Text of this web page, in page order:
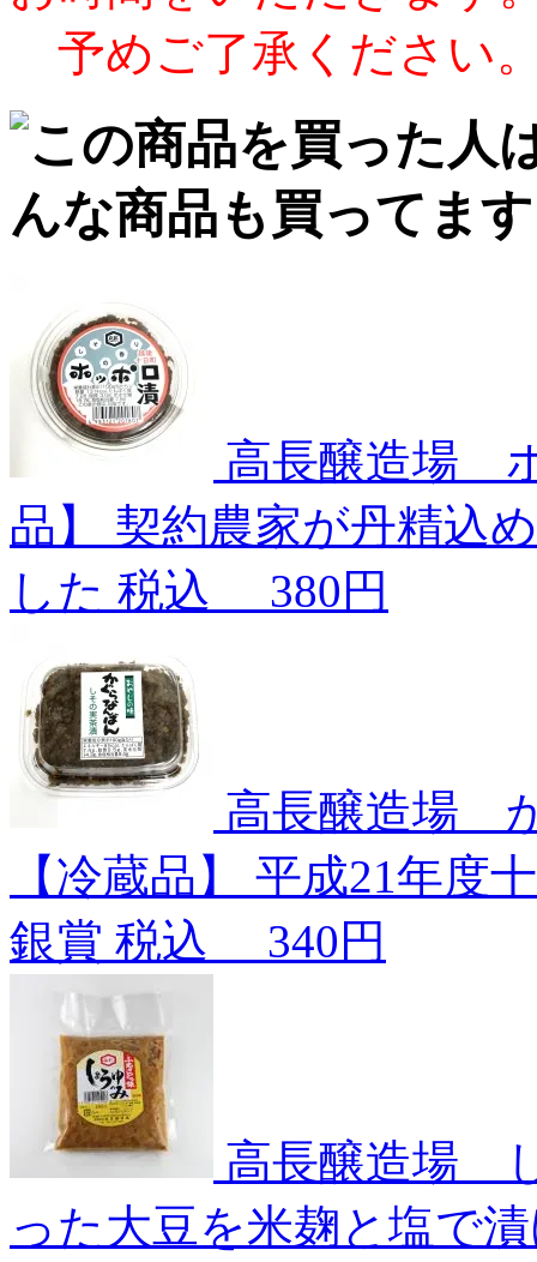
予めご了承ください
高長醸造場
品】
契約農家が丹精込
した 税込 380円
高長醸造場
【冷蔵品】
平成21年度
銀賞 税込 340円
高長醸造場
った大豆を米麹と塩で